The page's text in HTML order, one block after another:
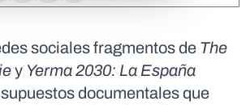
sociales fragmentos de The
y Yerma 2030: La España
documentales que